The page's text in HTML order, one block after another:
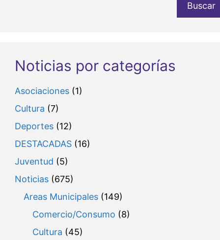
Buscar
Noticias por categorías
Asociaciones (1)
Cultura (7)
Deportes (12)
DESTACADAS (16)
Juventud (5)
Noticias (675)
Areas Municipales (149)
Comercio/Consumo (8)
Cultura (45)